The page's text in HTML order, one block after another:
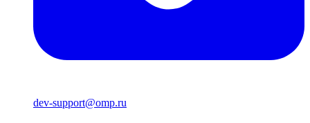
dev-support@omp.ru